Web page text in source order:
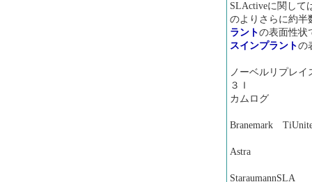
SLActiveに関して
のよりさらに約半
ラントの表面性状
スインプラントの
ノーベルリ
３Ｉ １
カムログ
Branemark
Astra １